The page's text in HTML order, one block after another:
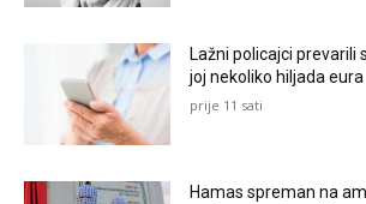
Lažni policajci prevarili
joj nekoliko hiljada eura
prije 11 sati
Hamas spreman na